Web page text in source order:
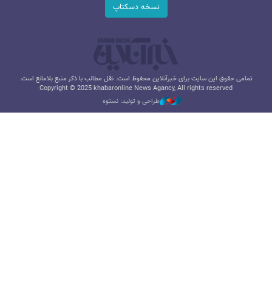
نسخه دسکتاپ
تمامی حقوق این سایت برای خبرآنلاین محفوظ است. نقل مطالب با ذکر منبع بلامانع است.
Copyright © 2025 khabaronline News Agancy, All rights reserved
طراحی و تولید: نستوه